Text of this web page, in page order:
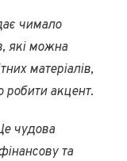
чимало
які можна
матеріалів,
робити акцент.
чудова
та